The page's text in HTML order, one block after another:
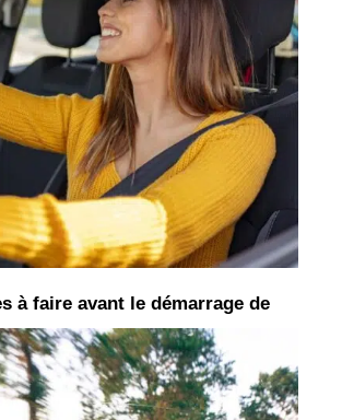
à faire avant le démarrage de